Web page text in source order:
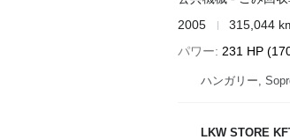
2005
315,044
パワー 231 HP
ハンガリー,
LKW STORE